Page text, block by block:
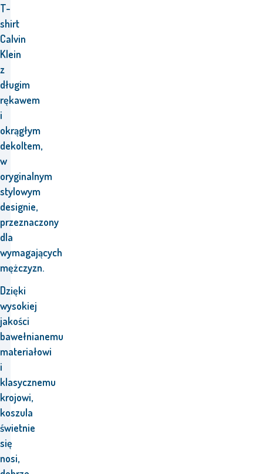
T-
shirt
Calvin
Klein
z
długim
rękawem
i
okrągłym
dekoltem,
w
oryginalnym
stylowym
designie,
przeznaczony
dla
wymagających
mężczyzn.
Dzięki
wysokiej
jakości
bawełnianemu
materiałowi
i
klasycznemu
krojowi,
koszula
świetnie
się
nosi,